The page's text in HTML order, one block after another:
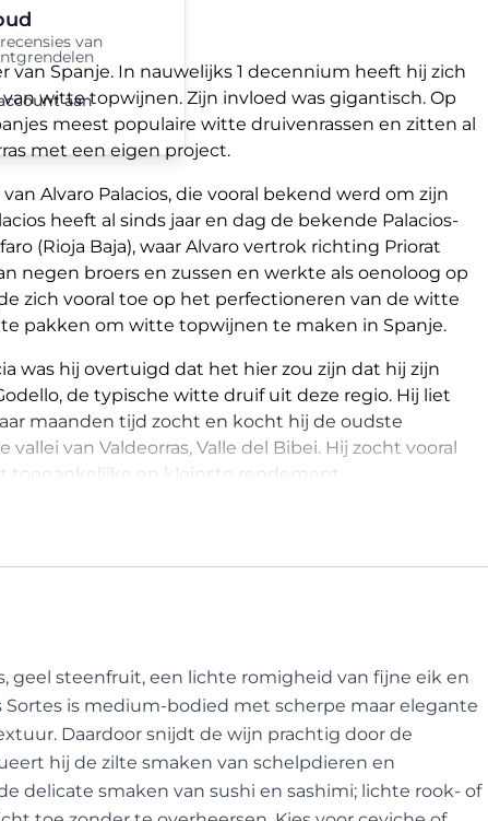
van
aan
van Spanje. In nauwelijks 1 decennium heeft hij zich
witte topwijnen. Zijn invloed was gigantisch. Op
meest populaire witte druivenrassen en zitten al
met een eigen project.
Alvaro Palacios, die vooral bekend werd om zijn
heeft al sinds jaar en dag de bekende Palacios-
(Rioja Baja), waar Alvaro vertrok richting Priorat
negen broers en zussen en werkte als oenoloog op
zich vooral toe op het perfectioneren van de witte
pakken om witte topwijnen te maken in Spanje.
was hij overtuigd dat het hier zou zijn dat hij zijn
de typische witte druif uit deze regio. Hij liet
maanden tijd zocht en kocht hij de oudste
van Valdeorras, Valle del Bibei. Hij zocht vooral
toegankelijke en kleinste rendement
gebruikt hij ook kleine hoeveelheden
om het nóg beter te doen. De bouw van de
het verwerven van de beste wijngaarden en het
in 2011 zijn ondertussen ook de bouwplannen
kleine en praktische hal gebouwd met zicht op de
geel steenfruit, een lichte romigheid van fijne eik en
Sortes is medium-bodied met scherpe maar elegante
Daardoor snijdt de wijn prachtig door de
hij de zilte smaken van schelpdieren en
delicate smaken van sushi en sashimi; lichte rook- of